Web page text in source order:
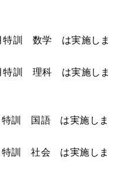
訓 数学 は実施しま
訓 理科 は実施しま
国語 は実施しま
社会 は実施しま